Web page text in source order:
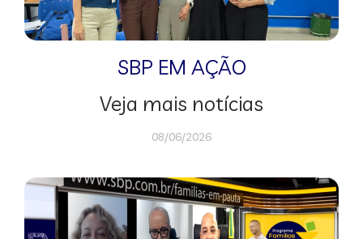
SBP EM AÇÃO
Veja mais notícias
08/06/2026